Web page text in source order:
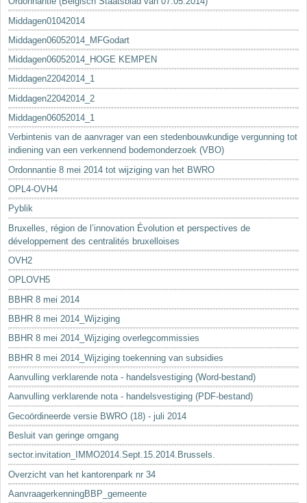
Middagen01042014
Middagen06052014_MFGodart
Middagen06052014_HOGE KEMPEN
Middagen22042014_1
Middagen22042014_2
Middagen06052014_1
Verbintenis van de aanvrager van een stedenbouwkundige vergunning tot
indiening van een verkennend bodemonderzoek (VBO)
Ordonnantie 8 mei 2014 tot wijziging van het BWRO
OPL4-OVH4
Pyblik
Bruxelles, région de l’innovation Évolution et perspectives de
développement des centralités bruxelloises
OVH2
OPLOVH5
BBHR 8 mei 2014
BBHR 8 mei 2014_Wijziging
BBHR 8 mei 2014_Wijziging overlegcommissies
BBHR 8 mei 2014_Wijziging toekenning van subsidies
Aanvulling verklarende nota - handelsvestiging (Word-bestand)
Aanvulling verklarende nota - handelsvestiging (PDF-bestand)
Gecoördineerde versie BWRO (18) - juli 2014
Besluit van geringe omgang
sector.invitation_IMMO2014.Sept.15.2014.Brussels.
Overzicht van het kantorenpark nr 34
AanvraagerkenningBBP_gemeente